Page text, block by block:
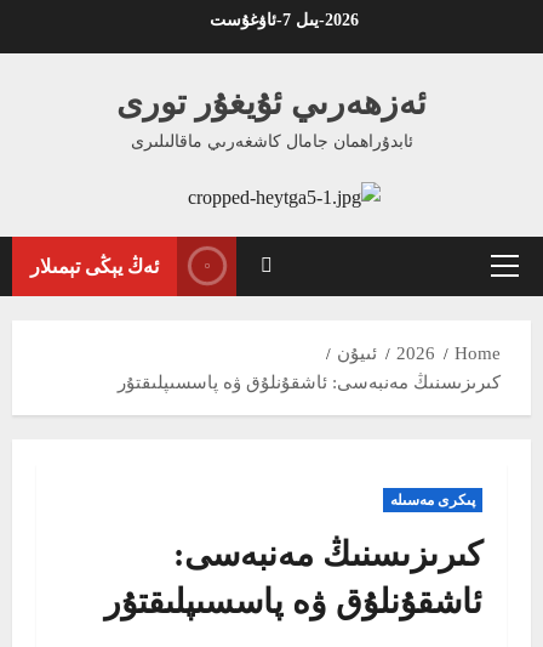
2026-يىل 7-ئاۋغۇست
ئەزھەرىي ئۇيغۇر تورى
ئابدۇراھمان جامال كاشغەرىي ماقالىلىرى
Primary
ئەڭ يېڭى تېمىلار
Home
2026
ئىيۇن
كىرىزىسنىڭ مەنبەسى: ئاشقۇنلۇق ۋە پاسسىپلىقتۇر
پىكرى مەسىلە
كىرىزىسنىڭ مەنبەسى:
ئاشقۇنلۇق ۋە پاسسىپلىقتۇر